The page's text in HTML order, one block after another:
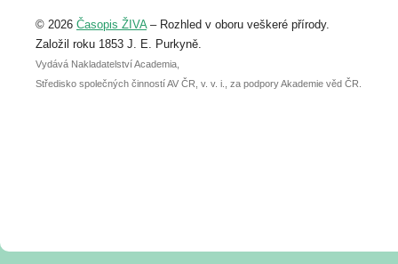
abstraktu přihlášené přednášky nebo
posteru je už 30. června.
© 2026 Časopis ŽIVA– Rozhled v oboru veškeré přírody.
Založil roku 1853 J. E. Purkyně.
Vydává Nakladatelství Academia,
Středisko společných činností AV ČR, v. v. i., za podpory Akademie věd ČR.